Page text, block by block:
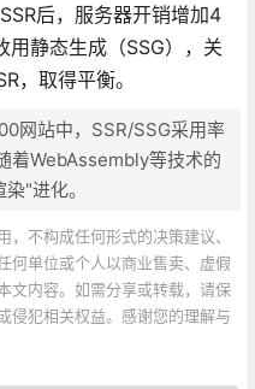
后，服务器开销增加4
静态生成（SSG），关
，取得平衡。
网站中，SSR/SSG采用率
着WebAssembly等技术的
"进化。
不构成任何形式的决策建议、
何单位或个人以商业售卖、虚假
文内容。如需分享或转载，请保
侵犯相关权益。感谢您的理解与